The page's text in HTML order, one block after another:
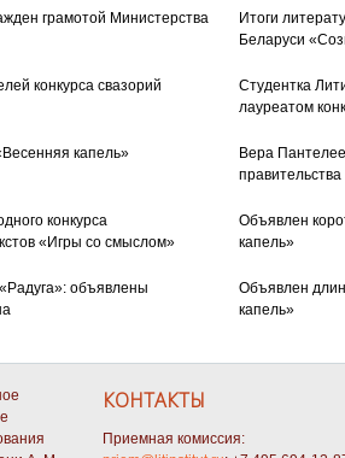
грамотой Министерства
Итоги
Беларуси
конкурса свазорий
Студентка
лауреатом
капель»
Вера
конкурса
«Игры со смыслом»
Объявлен
капель»
объявлены
Объявлен
капель»
КОНТАКТЫ
Приемная комиссия: